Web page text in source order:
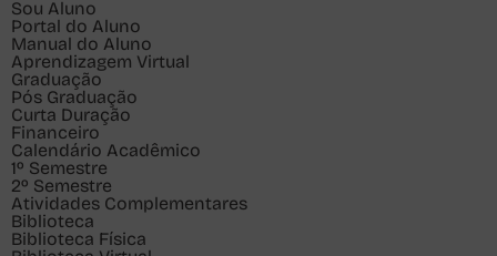
Sou Aluno
Portal do Aluno
Manual do Aluno
Aprendizagem Virtual
Graduação
Pós Graduação
Curta Duração
Financeiro
Calendário Acadêmico
1º Semestre
2º Semestre
Atividades Complementares
Biblioteca
Biblioteca Física